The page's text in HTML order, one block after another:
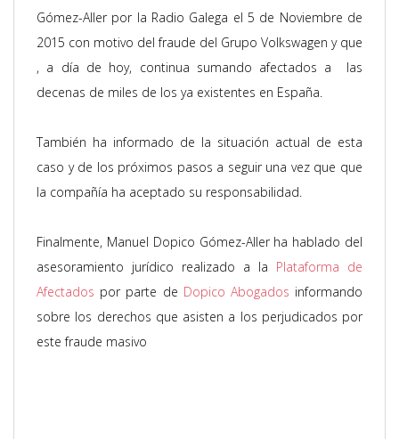
Gómez-Aller por la Radio Galega el 5 de Noviembre de
2015 con motivo del fraude del Grupo Volkswagen y que
, a día de hoy, continua sumando afectados a las
decenas de miles de los ya existentes en España.
También ha informado de la situación actual de esta
caso y de los próximos pasos a seguir una vez que que
la compañía ha aceptado su responsabilidad.
Finalmente, Manuel Dopico Gómez-Aller ha hablado del
asesoramiento jurídico realizado a la Plataforma de
Afectados por parte de Dopico Abogados informando
sobre los derechos que asisten a los perjudicados por
este fraude masivo